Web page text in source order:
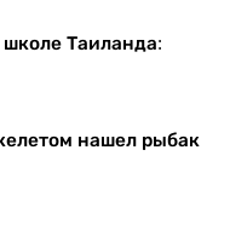
школе Таиланда:
нашел рыбак